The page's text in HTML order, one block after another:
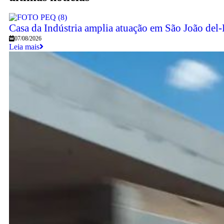
Casa da Indústria amplia atuação em São João
07/08/2026
Leia mais